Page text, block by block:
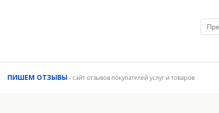
ПИШЕМ ОТЗЫВЫ- сайт отзывов покупателей услуг и товаров